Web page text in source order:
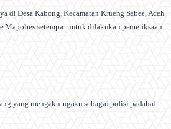
di Desa Kabong, Kecamatan Krueng Sabee, Aceh
Mapolres setempat untuk dilakukan pemeriksaan
yang mengaku-ngaku sebagai polisi padahal